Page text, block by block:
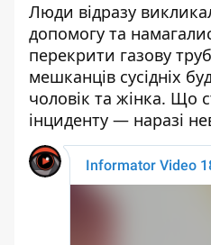
Люди відразу
допомогу та
перекрити газову
мешканців сусідніх
чоловік та жінка. Що
інциденту — наразі